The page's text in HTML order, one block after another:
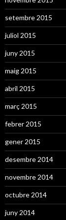
e
s
setembre 2015
juliol 2015
juny 2015
maig 2015
abril 2015
març 2015
febrer 2015
gener 2015
desembre 2014
novembre 2014
octubre 2014
juny 2014